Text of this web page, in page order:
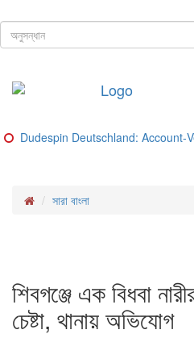
শিরোনাম
Glorion Casino – Schritte und
Dudespin Deutschland:
সারা বাংলা
শিবগঞ্জে এক বিধবা
চেষ্টা, থানায় অভিযোগ